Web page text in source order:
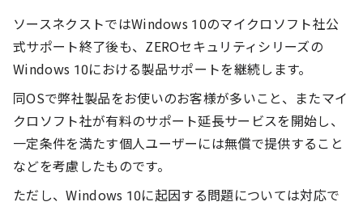
ソースネクストではWindows 10のマイクロソフト社公
式サポート終了後も、ZEROセキュリティシリーズの
Windows 10における製品サポートを継続します。
同OSで弊社製品をお使いのお客様が多いこと、またマイ
クロソフト社が有料のサポート延長サービスを開始し、
一定条件を満たす個人ユーザーには無償で提供すること
などを考慮したものです。
ただし、Windows 10に起因する問題については対応で